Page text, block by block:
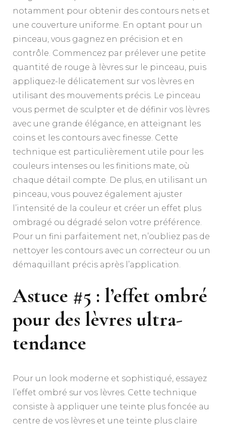
notamment pour obtenir des contours nets et
une couverture uniforme. En optant pour un
pinceau, vous gagnez en précision et en
contrôle. Commencez par prélever une petite
quantité de rouge à lèvres sur le pinceau, puis
appliquez-le délicatement sur vos lèvres en
utilisant des mouvements précis. Le pinceau
vous permet de sculpter et de définir vos lèvres
avec une grande élégance, en atteignant les
coins et les contours avec finesse. Cette
technique est particulièrement utile pour les
couleurs intenses ou les finitions mate, où
chaque détail compte. De plus, en utilisant un
pinceau, vous pouvez également ajuster
l’intensité de la couleur et créer un effet plus
ombragé ou dégradé selon votre préférence.
Pour un fini parfaitement net, n’oubliez pas de
nettoyer les contours avec un correcteur ou un
démaquillant précis après l’application.
Astuce #5 : l’effet ombré
pour des lèvres ultra-
tendance
Pour un look moderne et sophistiqué, essayez
l’effet ombré sur vos lèvres. Cette technique
consiste à appliquer une teinte plus foncée au
centre de vos lèvres et une teinte plus claire